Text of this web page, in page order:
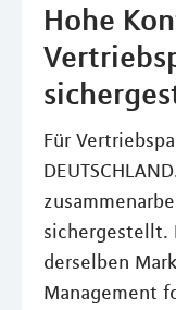
Hohe
Für
sichergestellt.
derselben
Management